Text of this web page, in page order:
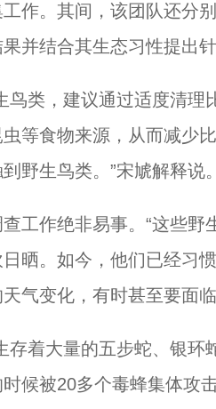
作。其间，该团队还分
并结合其生态习性提出
类，建议通过适度清理
等食物来源，从而减少
野生鸟类。”宋虓解释说
作绝非易事。“这些野
晒。如今，他们已经习
气变化，有时甚至要面
着大量的五步蛇、银环
候被20多个毒蜂集体攻